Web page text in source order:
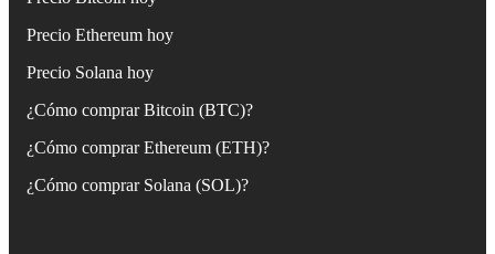
Precio Ethereum hoy
Precio Solana hoy
¿Cómo comprar Bitcoin (BTC)?
¿Cómo comprar Ethereum (ETH)?
¿Cómo comprar Solana (SOL)?